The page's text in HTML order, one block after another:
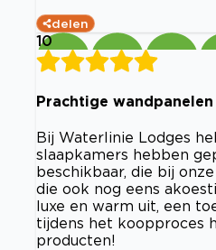
delen
10
Prachtige
Bij Waterlinie Lodges
slaapkamers hebben
beschikbaar, die bij
die ook nog eens
luxe en warm uit, een
tijdens het koopproces
producten!